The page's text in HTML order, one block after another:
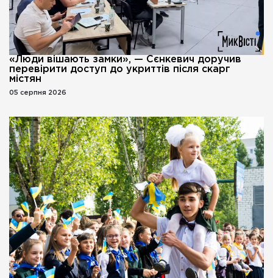
«Люди вішають замки», — Сєнкевич доручив
перевірити доступ до укриттів після скарг
містян
05 серпня 2026